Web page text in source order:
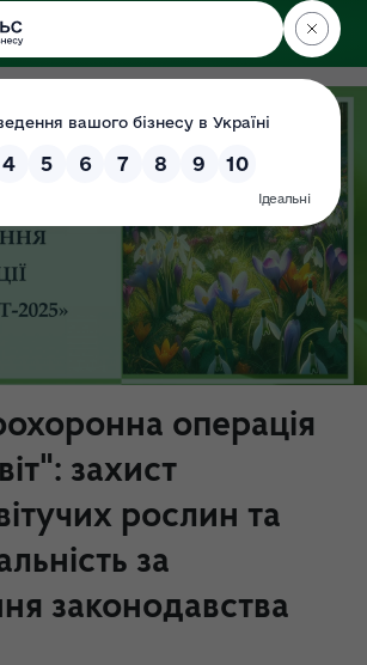
ДЕРЖЕКОІНСПЕКЦІЯ
у Хмельницькій області
операція
захист
рослин та
за
законодавства